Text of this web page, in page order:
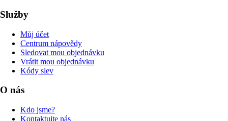
Služby
Můj účet
Centrum nápovědy
Sledovat mou objednávku
Vrátit mou objednávku
Kódy slev
O nás
Kdo jsme?
Kontaktujte nás